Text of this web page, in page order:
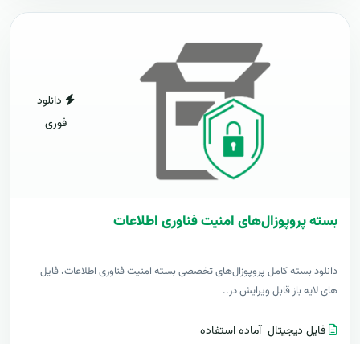
دانلود
فوری
بسته پروپوزال‌های امنیت فناوری اطلاعات
دانلود بسته کامل پروپوزال‌های تخصصی بسته امنیت فناوری اطلاعات، فایل
های لایه باز قابل ویرایش در..
فایل دیجیتال آماده استفاده